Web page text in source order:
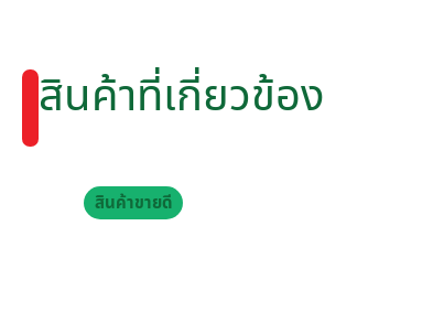
สินค้าที่เกี่ยวข้อง
สินค้าขายดี